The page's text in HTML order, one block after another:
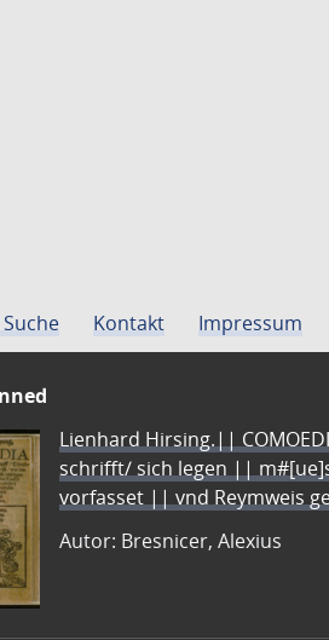
Kontakt Impressum
Lienhard Hirsing.||
schrifft/ sich legen ||
vorfasset || vnd Reymweis
Autor: Bresnicer, Alexius